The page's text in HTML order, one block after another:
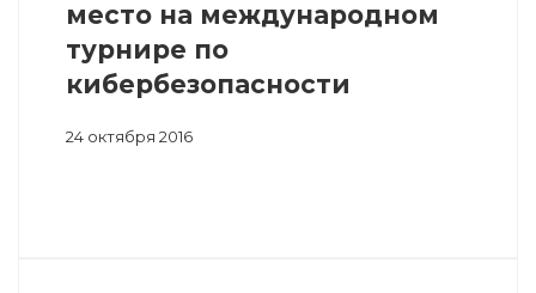
место на международном
турнире по
кибербезопасности
24 октября 2016